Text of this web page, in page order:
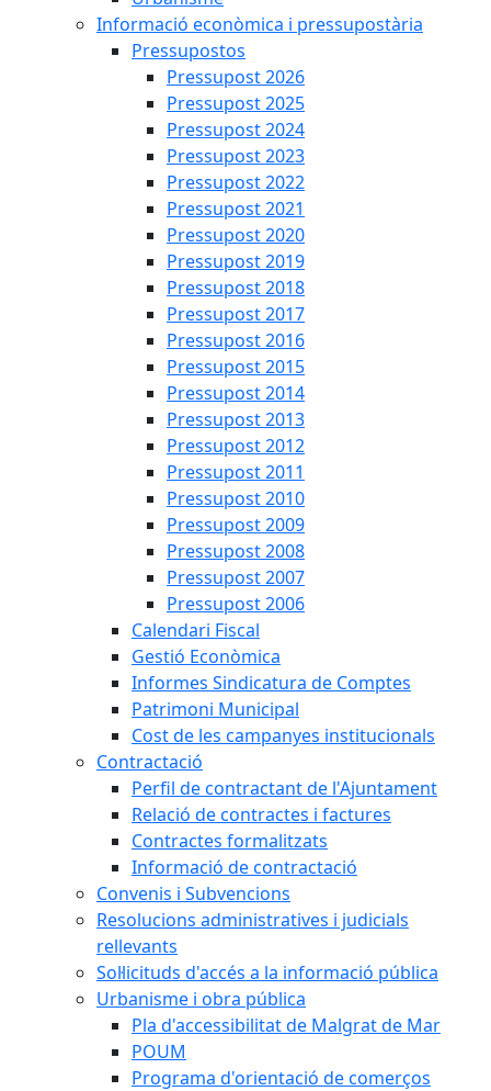
Informació econòmica i pressupostària
Pressupostos
Pressupost 2026
Pressupost 2025
Pressupost 2024
Pressupost 2023
Pressupost 2022
Pressupost 2021
Pressupost 2020
Pressupost 2019
Pressupost 2018
Pressupost 2017
Pressupost 2016
Pressupost 2015
Pressupost 2014
Pressupost 2013
Pressupost 2012
Pressupost 2011
Pressupost 2010
Pressupost 2009
Pressupost 2008
Pressupost 2007
Pressupost 2006
Calendari Fiscal
Gestió Econòmica
Informes Sindicatura de Comptes
Patrimoni Municipal
Cost de les campanyes institucionals
Contractació
Perfil de contractant de l'Ajuntament
Relació de contractes i factures
Contractes formalitzats
Informació de contractació
Convenis i Subvencions
Resolucions administratives i judicials
rellevants
Sol·licituds d'accés a la informació pública
Urbanisme i obra pública
Pla d'accessibilitat de Malgrat de Mar
POUM
Programa d'orientació de comerços